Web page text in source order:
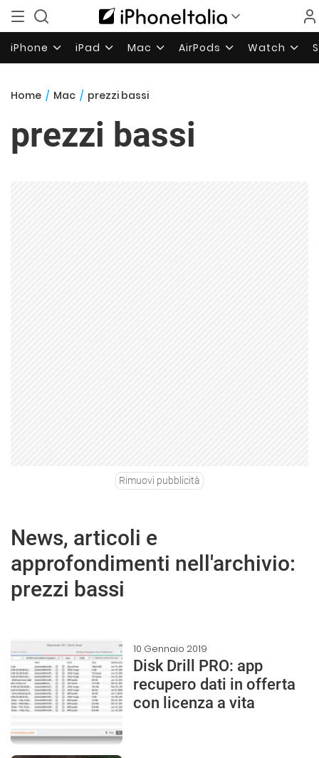
iPhone iPad Mac AirPods Watch
Home / Mac / prezzi bassi
prezzi bassi
Rimuovi pubblicità
News, articoli e
approfondimenti nell'archivio:
prezzi bassi
10 Gennaio 2019
Disk Drill PRO: app
recupero dati in offerta
con licenza a vita